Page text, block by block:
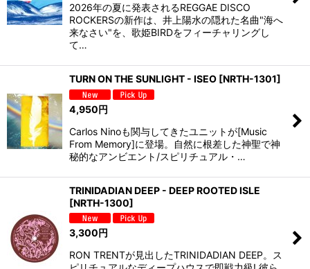
2026年の夏に発表されるREGGAE DISCO
ROCKERSの新作は、井上陽水の隠れた名曲"海へ
来なさい"を、歌姫BIRDをフィーチャリングし
て…
TURN ON THE SUNLIGHT - ISEO [NRTH-1301]
4,950円
Carlos Ninoも関与してきたユニットが[Music
From Memory]に登場。自然に根差した神聖で神
秘的なアンビエント/スピリチュアル・…
TRINIDADIAN DEEP - DEEP ROOTED ISLE
[NRTH-1300]
3,300円
RON TRENTが見出したTRINIDADIAN DEEP。ス